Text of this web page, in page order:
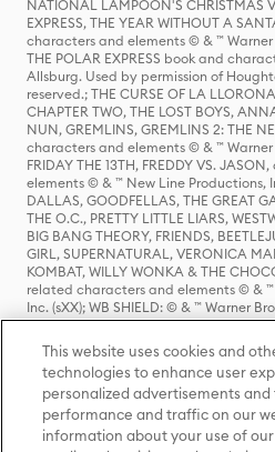
NATIONAL LAMPOON'S CHRISTMAS
EXPRESS, THE YEAR WITHOUT A
characters and elements © & ™ Warner
THE POLAR EXPRESS book and
Allsburg. Used by permission of
reserved.; THE CURSE OF LA
CHAPTER TWO, THE LOST BOYS,
NUN, GREMLINS, GREMLINS 2: THE
characters and elements © & ™ Warner
FRIDAY THE 13TH, FREDDY VS.
elements © & ™ New Line Productions,
DALLAS, GOODFELLAS, THE GREAT
THE O.C., PRETTY LITTLE LIARS,
BIG BANG THEORY, FRIENDS,
GIRL, SUPERNATURAL, VERONICA
KOMBAT, WILLY WONKA & THE
related characters and elements © &
Inc. (sXX); WB SHIELD: © & ™ Warner
HOUSE OF THE DRAGON, GAME OF
characters and elements © & ™ Home
ADVENTURES OF SABRINA,
Entertainment Inc. Archie Comics and
elements © & ™ Archie Comic
(sXX); SEINFELD and all related
Rock Entertainment. (sXX); TED
This website uses cookies and
technologies to enhance user
personalized advertisements and
performance and traffic on our
information about your use of